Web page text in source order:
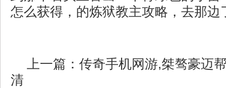
怎么获得，的炼狱教主攻略，去那边
上一篇： 传奇手机网游,桀骜豪迈
清